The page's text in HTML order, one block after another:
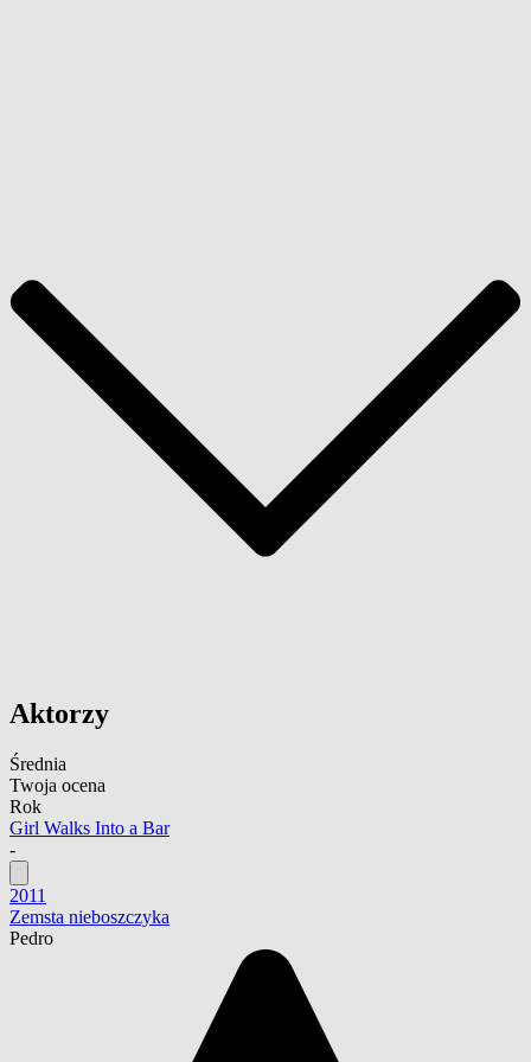
Aktorzy
Średnia
Twoja ocena
Rok
Girl Walks Into a Bar
-
2011
Zemsta nieboszczyka
Pedro